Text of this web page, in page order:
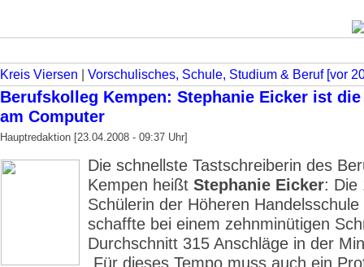
Kreis Viersen Vorschulisches, Schule, Studium & Beruf [vor
Berufskolleg Kempen: Stephanie Eicker ist
am Computer
Hauptredaktion [23.04.2008 - 09:37 Uhr]
Die schnellste Tastschreiberin des
Kempen heißt Stephanie Eicker: Die
Schülerin der Höheren
schaffte bei einem zehnminütigen
Durchschnitt 315 Anschläge in der
„Für dieses Tempo muss auch ein